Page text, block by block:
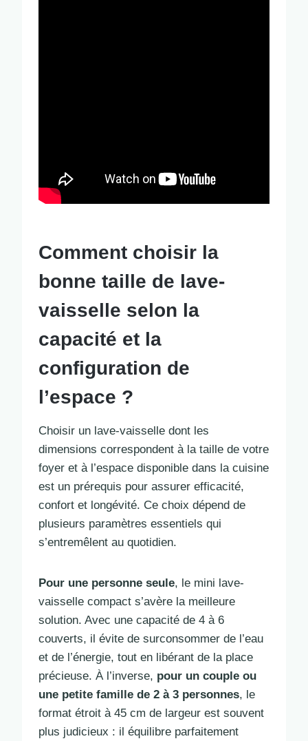
Comment choisir la
bonne taille de lave-
vaisselle selon la
capacité et la
configuration de
l’espace ?
Choisir un lave-vaisselle dont les
dimensions correspondent à la taille de votre
foyer et à l’espace disponible dans la cuisine
est un prérequis pour assurer efficacité,
confort et longévité. Ce choix dépend de
plusieurs paramètres essentiels qui
s’entremêlent au quotidien.
Pour une personne seule, le mini lave-
vaisselle compact s’avère la meilleure
solution. Avec une capacité de 4 à 6
couverts, il évite de surconsommer de l’eau
et de l’énergie, tout en libérant de la place
précieuse. À l’inverse, pour un couple ou
une petite famille de 2 à 3 personnes, le
format étroit à 45 cm de largeur est souvent
plus judicieux : il équilibre parfaitement